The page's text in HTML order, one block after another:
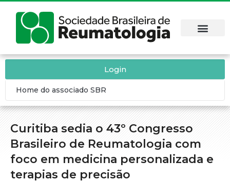
Curitiba sedia o 43º Congresso
Brasileiro de Reumatologia com
foco em medicina personalizada e
terapias de precisão
Login
Home do associado SBR